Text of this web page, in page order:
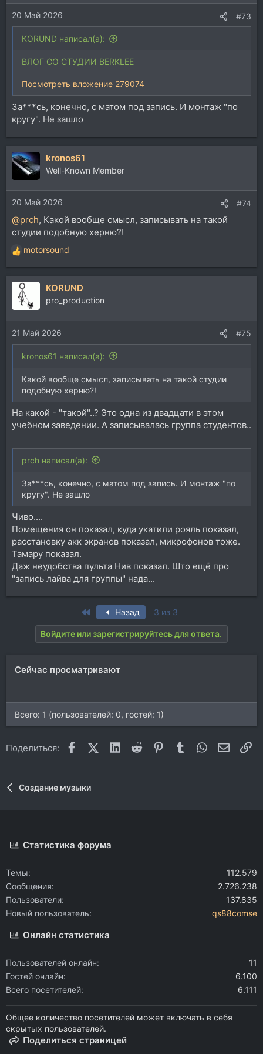
20 Май 2026 #73
KORUND написал(а):
ВЛОГ СО СТУДИИ BERKLEE
Посмотреть вложение 279074
За***сь, конечно, с матом под запись. И монтаж "по
кругу". Не зашло
kronos61
Well-Known Member
20 Май 2026 #74
@prch, Какой вообще смысл, записывать на такой
студии подобную херню?!
Р
е
а
и
и
:
motorsound
KORUND
pro_production
21 Май 2026 #75
kronos61 написал(а):
Какой вообще смысл, записывать на такой студии
подобную херню?!
На какой - "такой"..? Это одна из двадцати в этом
учебном заведении. А записывалась группа студентов..
prch написал(а):
За***сь, конечно, с матом под запись. И монтаж "по
кругу". Не зашло
Чиво....
Помещения он показал, куда укатили рояль показал,
расстановку акк экранов показал, микрофонов тоже.
Тамару показал.
Даж неудобства пульта Нив показал. Што ещё про
"запись лайва для группы" нада...
First Назад 3 из 3
Войдите или зарегистрируйтесь для ответа.
Сейчас просматривают
Всего: 1 (пользователей: 0, гостей: 1)
Поделиться: FacebookX (Twitter)
LinkedIn
Reddit Pinterest
Tumblr WhatsApp
Создание музыки
Статистика форума
Темы
112.579
Сообщения
2.726.238
Пользователи
137.835
Новый пользователь
qs88comse
Онлайн статистика
Пользователей онлайн
11
Гостей онлайн
6.100
Всего посетителей
6.111
Общее количество посетителей может включать в себя
скрытых пользователей.
Поделиться страницей